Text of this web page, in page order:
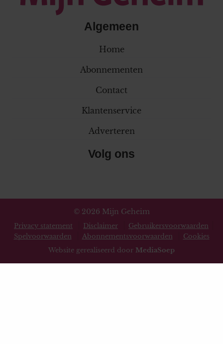
Algemeen
Home
Abonnementen
Contact
Klantenservice
Adverteren
Volg ons
© 2026 Mijn Geheim
Privacy statement Disclaimer
Gebruikersvoorwaarden
Spelvoorwaarden
Abonnementsvoorwaarden
Cookies
Website gerealiseerd door MediaSoep